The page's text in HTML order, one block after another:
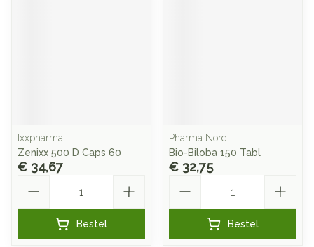
Ixxpharma
Zenixx 500 D Caps 60
€ 34,67
Bestel
Pharma Nord
Bio-Biloba 150 Tabl
€ 32,75
Bestel